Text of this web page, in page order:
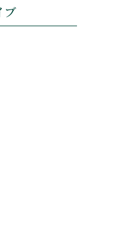
ブ